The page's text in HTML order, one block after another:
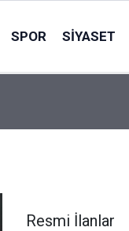
SPOR SIYASET
Resmi İlanlar